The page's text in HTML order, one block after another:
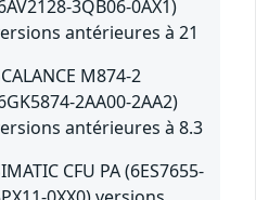
3QB06-0AX1)
antérieures à 21
M874-2
2AA00-2AA2)
antérieures à 8.3
CFU PA (6ES7655-